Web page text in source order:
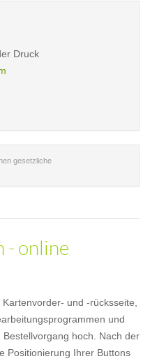
Druck
gesetzliche
- online
und -rücksseite,
und
hoch. Nach der
Positionierung Ihrer Buttons